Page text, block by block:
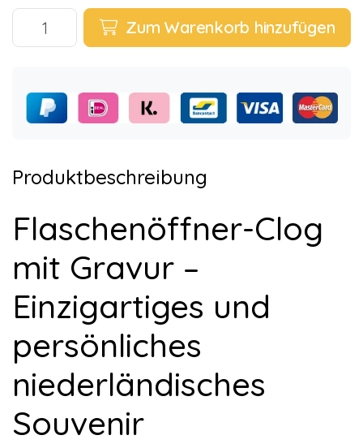
Zum Warenkorb hinzufügen
Produktbeschreibung
Flaschenöffner-Clog
mit Gravur –
Einzigartiges und
persönliches
niederländisches
Souvenir